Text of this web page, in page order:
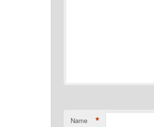
Name *